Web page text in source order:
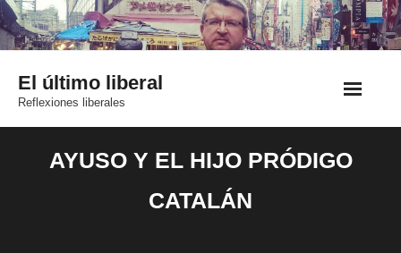
Saltar
al
El último liberal
Reflexiones liberales
AYUSO Y EL HIJO PRÓDIGO
CATALÁN